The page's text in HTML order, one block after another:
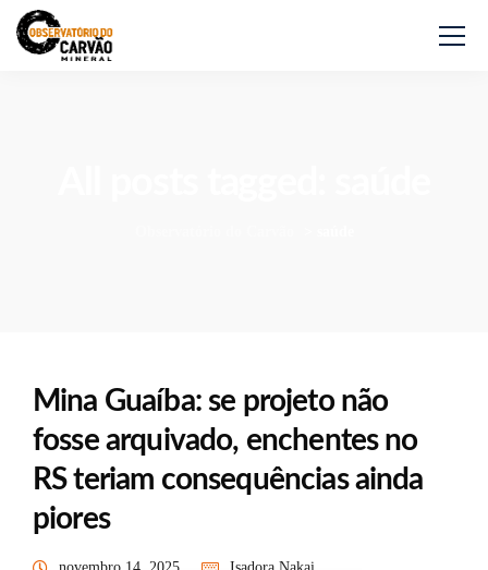
Mina Guaíba: se projeto não
fosse arquivado, enchentes no
RS teriam consequências ainda
piores